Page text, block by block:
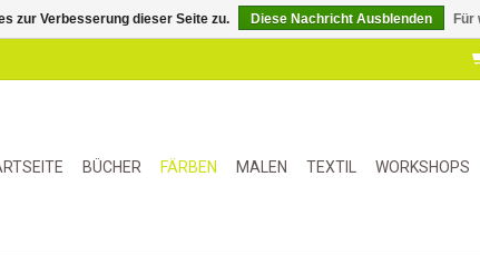
BÜCHER FÄRBEN MALEN TEXTIL WORKSHOPS
zur Verbesserung dieser Seite zu. Diese Nachricht Ausblenden Für